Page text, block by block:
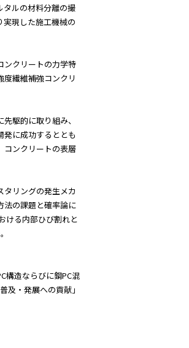
タルの材料分離の撮
現した施工機械の
ンクリートの力学特
繊維補強コンクリ
駆的に取り組み、
に成功するととも
コンクリートの表層
リングの発生メカ
法の課題と確率論に
ける内部ひび割れと
構造ならびに鋼PC混
及・発展への貢献」